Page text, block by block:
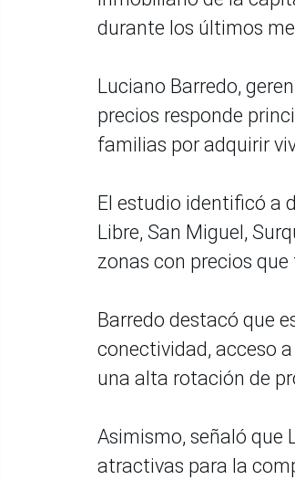
durante los últimos
Luciano Barredo,
precios responde
familias por adquirir
El estudio identificó a
Libre, San Miguel,
zonas con precios
Barredo destacó que
conectividad, acceso
una alta rotación de
Asimismo, señaló que
atractivas para la